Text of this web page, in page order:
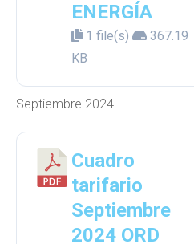
ENERGÍA
1 file(s)
367.19
KB
Septiembre 2024
Cuadro
tarifario
Septiembre
2024 ORD